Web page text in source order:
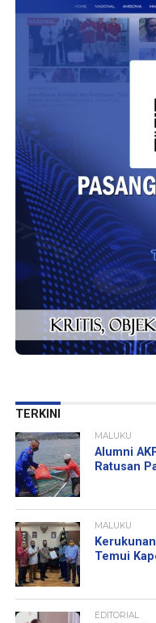
TERKINI
MALUKU
Alumni
Ratusan
MALUKU
Temui
EDITORIAL